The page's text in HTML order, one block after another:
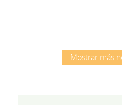
Mostrar más